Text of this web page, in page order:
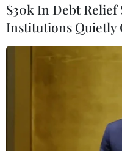
$30k In Debt Relief
Institutions Quietly